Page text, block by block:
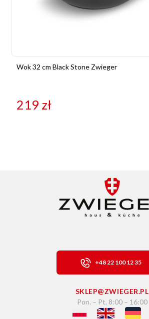
Wok 32 cm Black Stone Zwieger
219 zł
+48 22 100 12 35
SKLEP@ZWIEGER.PL
Pon. – Pt. 8:00 – 16:00